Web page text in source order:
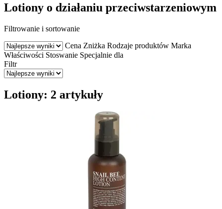
Lotiony o działaniu przeciwstarzeniowym
Filtrowanie i sortowanie
Cena Zniżka Rodzaje produktów Marka
Właściwości Stoswanie Specjalnie dla
Filtr
Lotiony: 2 artykuły